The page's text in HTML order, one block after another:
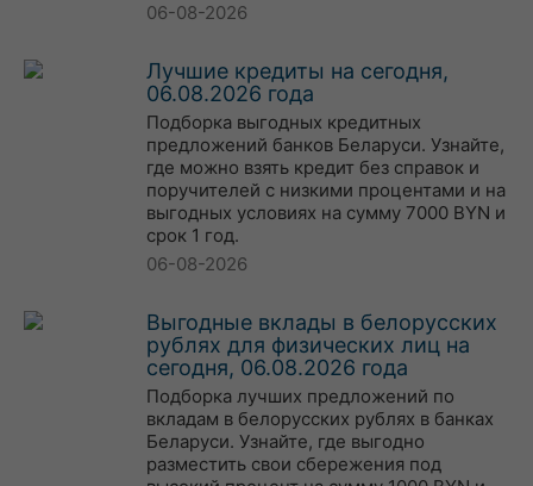
06-08-2026
Лучшие кредиты на сегодня,
06.08.2026 года
Подборка выгодных кредитных
предложений банков Беларуси. Узнайте,
где можно взять кредит без справок и
поручителей с низкими процентами и на
выгодных условиях на сумму 7000 BYN и
срок 1 год.
06-08-2026
Выгодные вклады в белорусских
рублях для физических лиц на
сегодня, 06.08.2026 года
Подборка лучших предложений по
вкладам в белорусских рублях в банках
Беларуси. Узнайте, где выгодно
разместить свои сбережения под